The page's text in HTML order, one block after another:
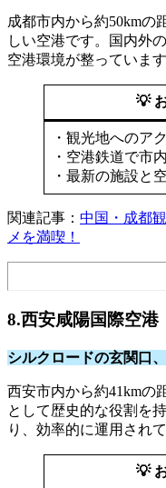
成都市内から約50kmの
しい空港です。国内外
空港環境が整っています
💡
・観光地へのア
・空港鉄道で市
・最新の施設と
関連記事： 中国・成都
メを満喫！
8.西安咸陽国際空港
シルクロードの玄関口
西安市内から約41kmの
として歴史的な役割を
り、効率的に運用されて
💡